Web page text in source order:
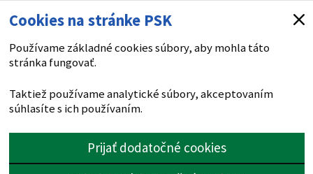
Cookies na stránke PSK
Používame základné cookies súbory, aby mohla táto
stránka fungovať.
Taktiež používame analytické súbory, akceptovaním
súhlasíte s ich používaním.
Prijať dodatočné cookies